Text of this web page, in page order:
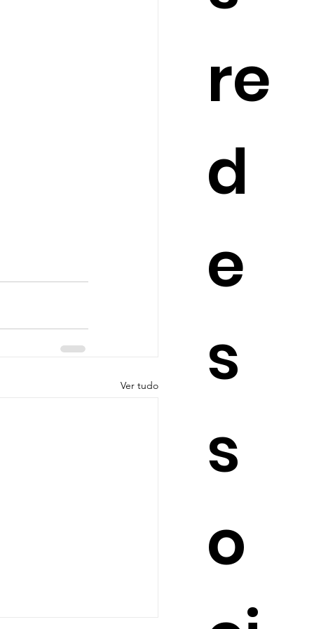
re
d
e
s
s
o
Ver tudo